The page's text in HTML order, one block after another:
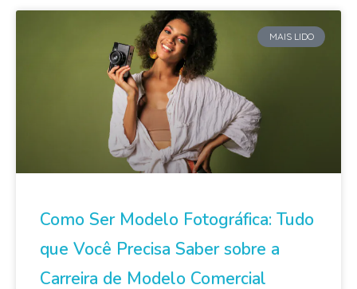
MAIS LIDO
Como Ser Modelo Fotográfica: Tudo
que Você Precisa Saber sobre a
Carreira de Modelo Comercial